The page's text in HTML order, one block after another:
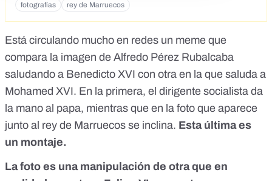
fotografías
rey de Marruecos
Está circulando mucho en redes un meme que
compara la imagen de Alfredo Pérez Rubalcaba
saludando a Benedicto XVI con otra en la que saluda a
Mohamed XVI. En la primera, el dirigente socialista da
la mano al papa, mientras que en la foto que aparece
junto al rey de Marruecos se inclina. Esta última es
un montaje.
La foto es una manipulación de otra que en